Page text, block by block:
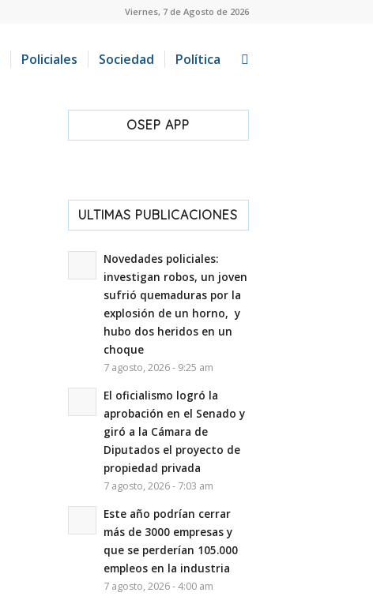
Viernes, 7 de Agosto de 2026
Policiales Sociedad Política
OSEP APP
ULTIMAS PUBLICACIONES
Novedades policiales:
investigan robos, un joven
sufrió quemaduras por la
explosión de un horno, y
hubo dos heridos en un
choque
7 agosto, 2026 - 9:25 am
El oficialismo logró la
aprobación en el Senado y
giró a la Cámara de
Diputados el proyecto de
propiedad privada
7 agosto, 2026 - 7:03 am
Este año podrían cerrar
más de 3000 empresas y
que se perderían 105.000
empleos en la industria
7 agosto, 2026 - 4:00 am